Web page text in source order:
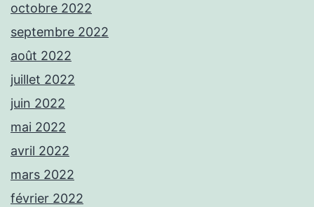
octobre 2022
septembre 2022
août 2022
juillet 2022
juin 2022
mai 2022
avril 2022
mars 2022
février 2022